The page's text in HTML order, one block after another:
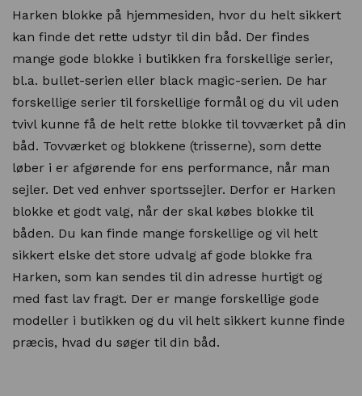
Harken blokke på hjemmesiden, hvor du helt sikkert
kan finde det rette udstyr til din båd. Der findes
mange gode blokke i butikken fra forskellige serier,
bl.a. bullet-serien eller black magic-serien. De har
forskellige serier til forskellige formål og du vil uden
tvivl kunne få de helt rette blokke til tovværket på din
båd. Tovværket og blokkene (trisserne), som dette
løber i er afgørende for ens performance, når man
sejler. Det ved enhver sportssejler. Derfor er Harken
blokke et godt valg, når der skal købes blokke til
båden. Du kan finde mange forskellige og vil helt
sikkert elske det store udvalg af gode blokke fra
Harken, som kan sendes til din adresse hurtigt og
med fast lav fragt. Der er mange forskellige gode
modeller i butikken og du vil helt sikkert kunne finde
præcis, hvad du søger til din båd.